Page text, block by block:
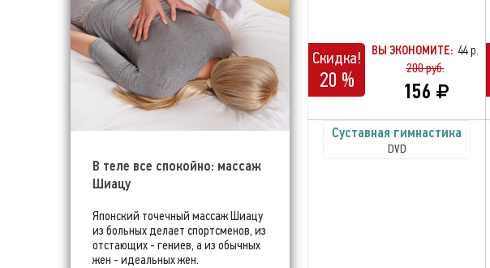
В теле все спокойно: массаж
Шиацу
Японский точечный массаж Шиацу
из больных делает спортсменов, из
отстающих - гениев, а из обычных
жен - идеальных жен.
Скидка!
20 %
ВЫ ЭКОНОМИТЕ: 44 р.
200 руб.
156
Суставная гимнастика
DVD